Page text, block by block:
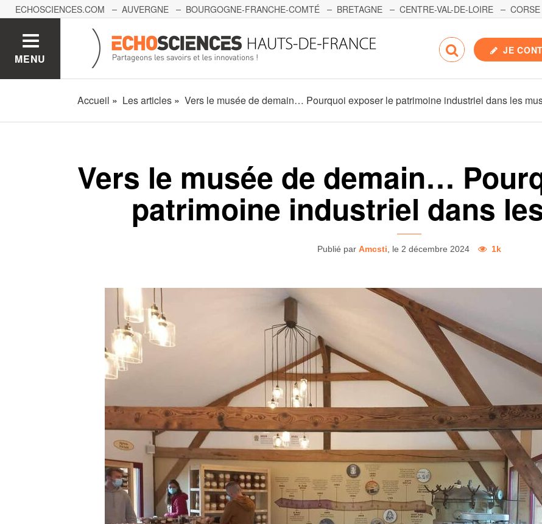
ECHOSCIENCES.COM AUVERGNE BOURGOGNE-FRANCHE-COMTÉ BRETAGNE CENTRE-VAL-DE-LOIRE CORSE
NOUVELLE AQUITAINE
MENU
JE
Accueil Les articles Vers le musée de demain… Pourquoi exposer le patrimoine industriel dans les
Vers le musée de demain…
patrimoine industriel dans
Publié par Amcsti , le 2 décembre 2024 1k